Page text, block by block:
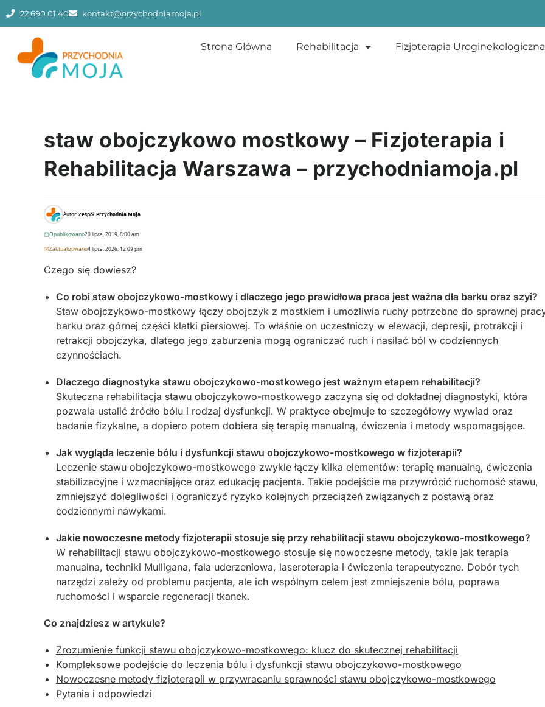
22 690 01 40 kontakt@przychodniamoja.pl
Strona Główna Rehabilitacja Fizjoterapia Uroginekologiczna
staw obojczykowo mostkowy – Fizjoterapia i
Rehabilitacja Warszawa – przychodniamoja.pl
Autor:Zespół Przychodnia Moja
Opublikowano20 lipca, 2019, 8:00 am
Zaktualizowano4 lipca, 2026, 12:09 pm
Czego się dowiesz?
Co robi staw obojczykowo-mostkowy i dlaczego jego prawidłowa praca jest ważna dla barku oraz szyi?
Staw obojczykowo-mostkowy łączy obojczyk z mostkiem i umożliwia ruchy potrzebne do sprawnej
barku oraz górnej części klatki piersiowej. To właśnie on uczestniczy w elewacji, depresji, protrakcji i
retrakcji obojczyka, dlatego jego zaburzenia mogą ograniczać ruch i nasilać ból w codziennych
czynnościach.
Dlaczego diagnostyka stawu obojczykowo-mostkowego jest ważnym etapem rehabilitacji?
Skuteczna rehabilitacja stawu obojczykowo-mostkowego zaczyna się od dokładnej diagnostyki, która
pozwala ustalić źródło bólu i rodzaj dysfunkcji. W praktyce obejmuje to szczegółowy wywiad oraz
badanie fizykalne, a dopiero potem dobiera się terapię manualną, ćwiczenia i metody wspomagające.
Jak wygląda leczenie bólu i dysfunkcji stawu obojczykowo-mostkowego w fizjoterapii?
Leczenie stawu obojczykowo-mostkowego zwykle łączy kilka elementów: terapię manualną, ćwiczenia
stabilizacyjne i wzmacniające oraz edukację pacjenta. Takie podejście ma przywrócić ruchomość stawu,
zmniejszyć dolegliwości i ograniczyć ryzyko kolejnych przeciążeń związanych z postawą oraz
codziennymi nawykami.
Jakie nowoczesne metody fizjoterapii stosuje się przy rehabilitacji stawu obojczykowo-mostkowego?
W rehabilitacji stawu obojczykowo-mostkowego stosuje się nowoczesne metody, takie jak terapia
manualna, techniki Mulligana, fala uderzeniowa, laseroterapia i ćwiczenia terapeutyczne. Dobór tych
narzędzi zależy od problemu pacjenta, ale ich wspólnym celem jest zmniejszenie bólu, poprawa
ruchomości i wsparcie regeneracji tkanek.
Co znajdziesz w artykule?
Zrozumienie funkcji stawu obojczykowo-mostkowego: klucz do skutecznej rehabilitacji
Kompleksowe podejście do leczenia bólu i dysfunkcji stawu obojczykowo-mostkowego
Nowoczesne metody fizjoterapii w przywracaniu sprawności stawu obojczykowo-mostkowego
Pytania i odpowiedzi